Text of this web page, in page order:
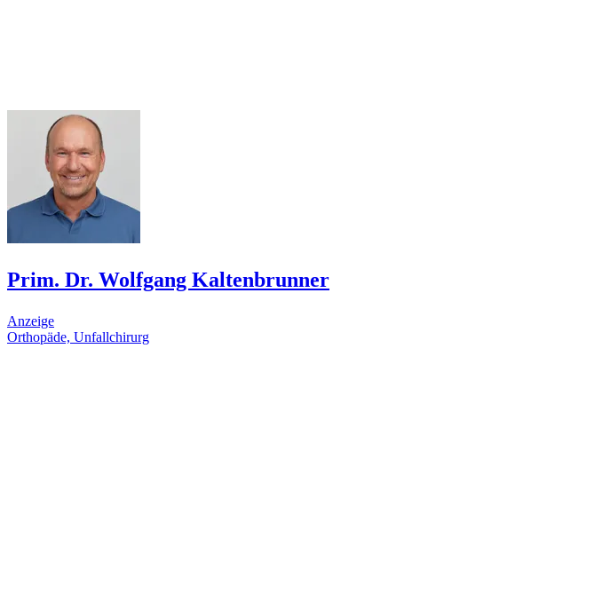
Prim. Dr. Wolfgang Kaltenbrunner
Anzeige
Orthopäde, Unfallchirurg